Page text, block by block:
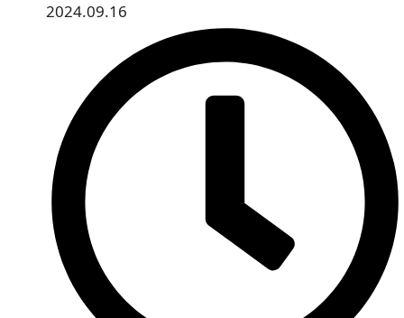
2024.09.16